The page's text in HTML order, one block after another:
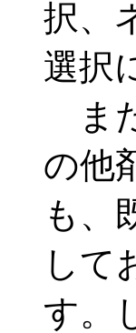
択、
選択
ま
の他
も、
して
す。